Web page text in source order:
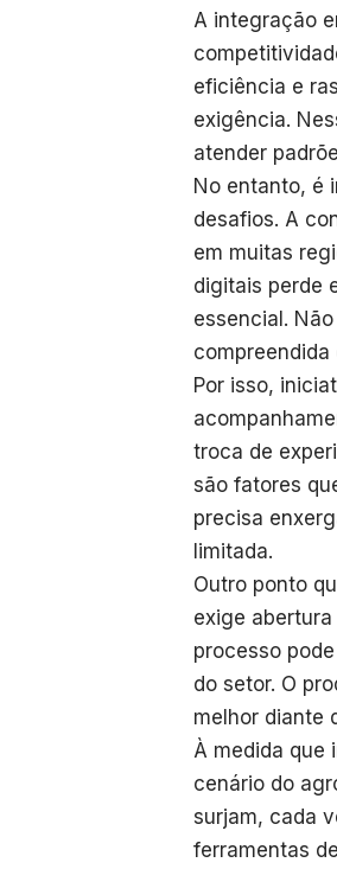
A integração
eficiência e
exigência.
atender
No entanto, é
desafios. A
em muitas
digitais perde
essencial.
compreendida
Por isso,
troca de
são fatores
precisa
limitada.
Outro ponto
exige
processo
do setor. O
melhor diante
À medida que
cenário do
surjam, cada
ferramentas